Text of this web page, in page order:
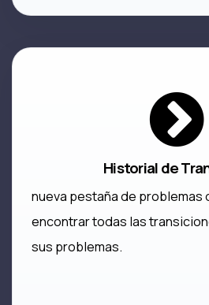
Historial de
nueva pestaña de problemas
encontrar todas las
sus problemas.